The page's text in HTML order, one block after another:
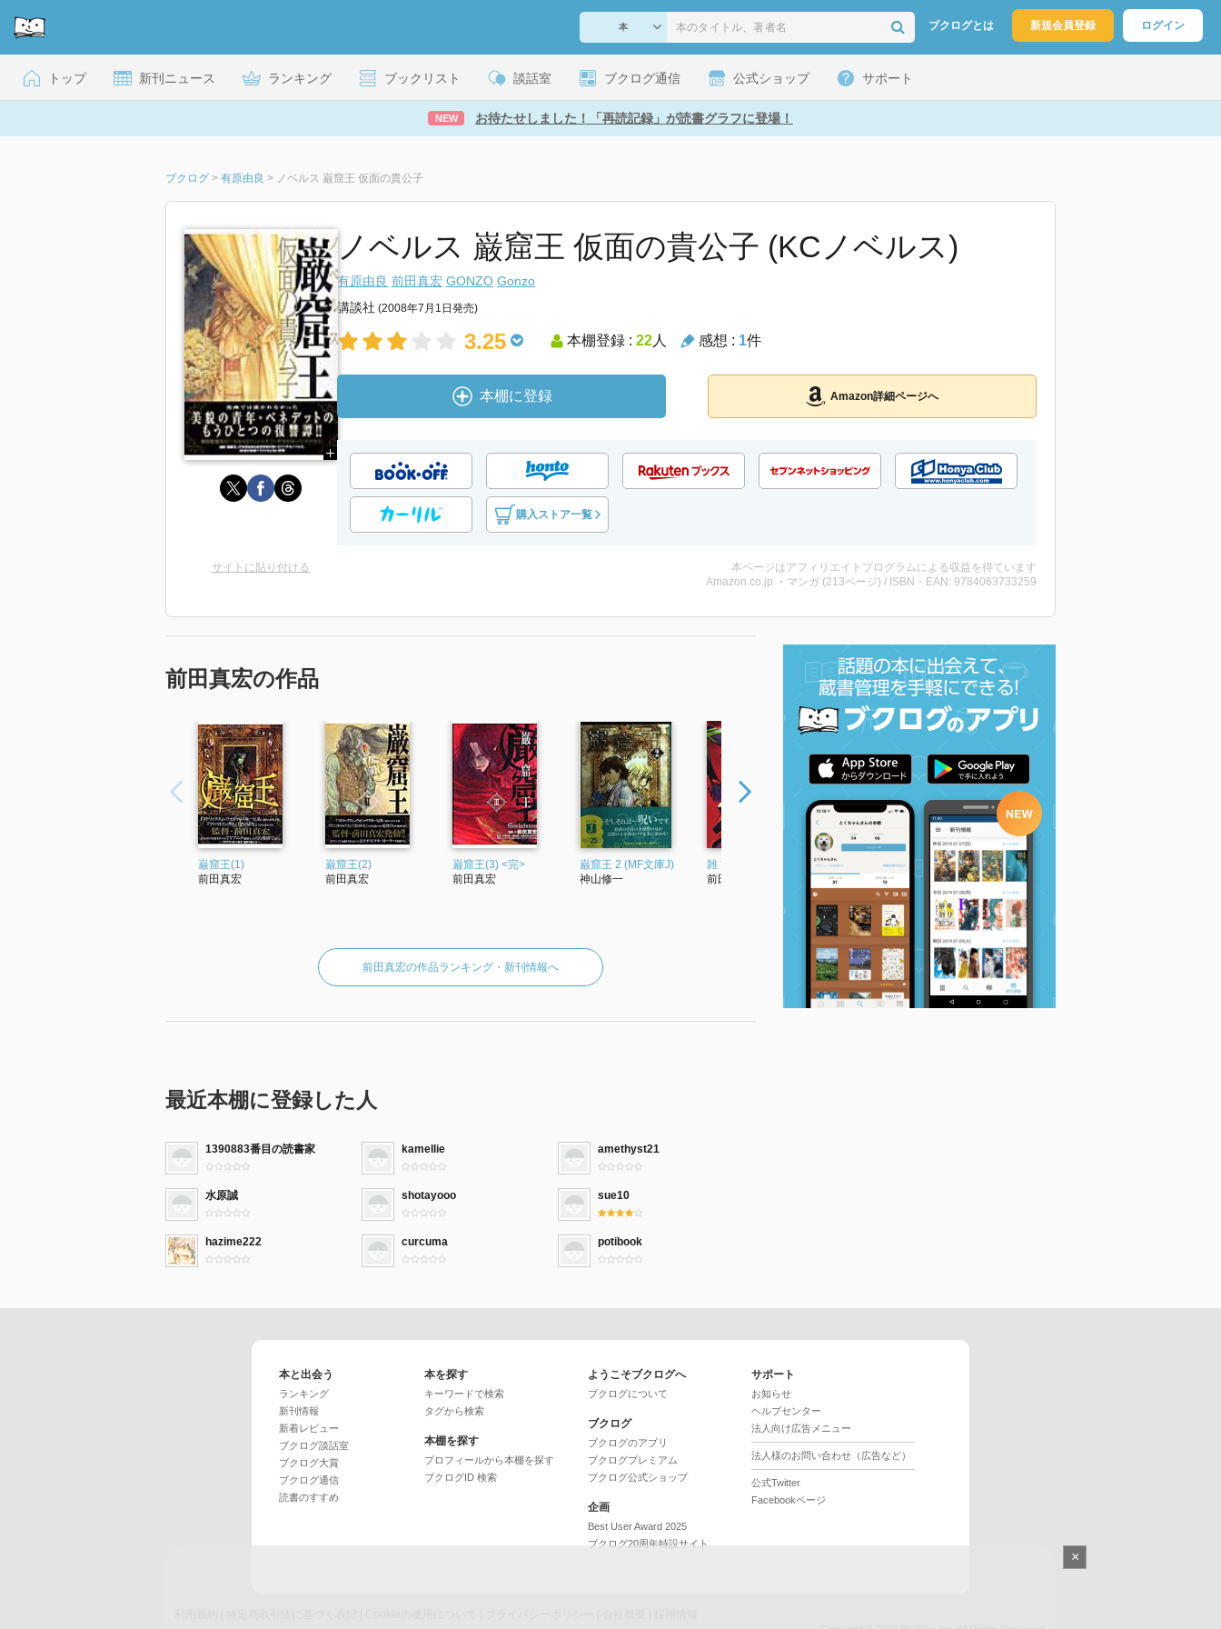
ブクログとは 新規会員登録 ログイン
トップ 新刊ニュース ランキング ブックリスト 談話室 ブクログ通信 公式ショップ サポート
NEW お待たせしました！「再読記録」が読書グラフに登場！
ブクログ > 有原由良 > ノベルス 巌窟王 仮面の貴公子
ノベルス 巌窟王 仮面の貴公子 (KCノベルス)
有原由良 前田真宏 GONZO Gonzo
講談社 (2008年7月1日発売)
3.25 本棚登録 : 22人 感想 : 1件
本棚に登録 Amazon詳細ページへ
購入ストア一覧
サイトに貼り付ける
本ページはアフィリエイトプログラムによる収益を得ています
Amazon.co.jp ・マンガ (213ページ) / ISBN・EAN: 9784063733259
前田真宏の作品
巌窟王(1)
前田真宏
巌窟王(2)
前田真宏
巌窟王(3) <完>
前田真宏
巌窟王 2 (MF文庫J)
神山修一
雑 前田真宏 雑画集
前田真宏
「ほしのこえ」を聴け
アニメージュ叢書
前田真宏
遠い海から来たCOO
(上) (ニュータイプ10
0%C)
前田真宏
前田真宏の作品ランキング・新刊情報へ
最近本棚に登録した人
1390883番目の読書家 kamellie amethyst21
水原誠 shotayooo sue10
hazime222 curcuma potibook
本と出会う
ランキング
新刊情報
新着レビュー
ブクログ談話室
ブクログ大賞
ブクログ通信
読書のすすめ
本を探す
キーワードで検索
タグから検索
本棚を探す
プロフィールから本棚を探す
ブクログID 検索
ようこそブクログへ
ブクログについて
ブクログ
ブクログのアプリ
ブクログプレミアム
ブクログ公式ショップ
企画
Best User Award 2025
ブクログ20周年特設サイト
サポート
お知らせ
ヘルプセンター
法人向け広告メニュー
法人様のお問い合わせ（広告など）
公式Twitter
Facebookページ
×